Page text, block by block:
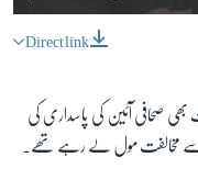
Direct link
صحافی آئین کی پاسداری کی
سے مخالفت مول لے رہے تھے۔